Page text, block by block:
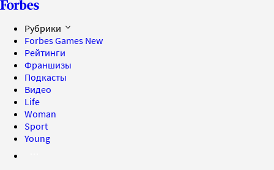
Рубрики
Forbes Games New
Рейтинги
Франшизы
Подкасты
Видео
Life
Woman
Sport
Young